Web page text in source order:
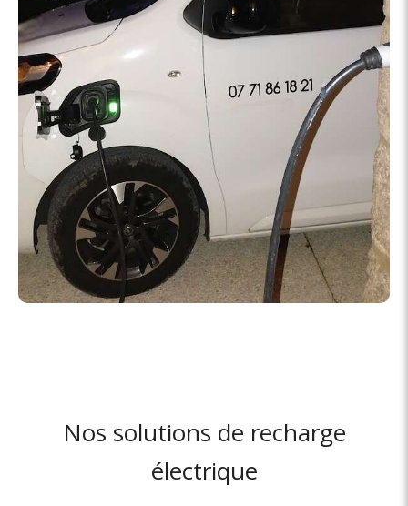
Nos solutions de recharge
électrique